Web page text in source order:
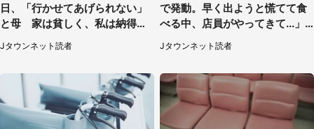
日、「行かせてあげられない」
と母 家は貧しく、私は納得し
たけれど...（北海道・70代以上
女性）
Jタウンネット読者
で発動。早く出ようと慌てて食
べる中、店員がやってきて...」
（岡山県・40代女性）
Jタウンネット読者